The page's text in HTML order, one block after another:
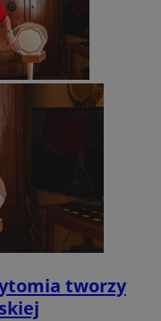
tworzy